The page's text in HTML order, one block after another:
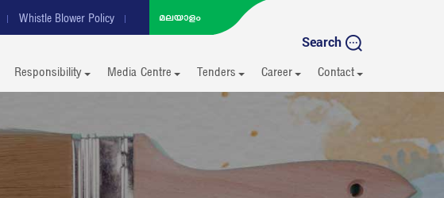
Whistle Blower Policy
Search
Responsibility Media Centre Tenders Career Contact